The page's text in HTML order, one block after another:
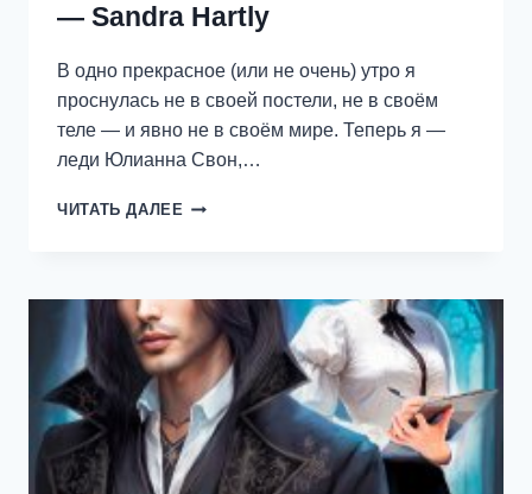
— Sandra Hartly
В одно прекрасное (или не очень) утро я
проснулась не в своей постели, не в своём
теле — и явно не в своём мире. Теперь я —
леди Юлианна Свон,…
ЧИТАТЬ ДАЛЕЕ АССИСТЕНТКА.
SANDRA
HARTLY